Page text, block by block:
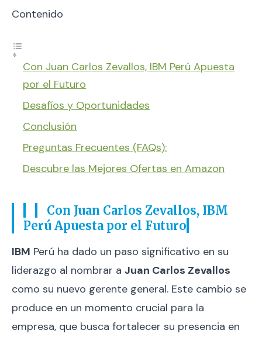
Contenido
Con Juan Carlos Zevallos, IBM Perú Apuesta
por el Futuro
Desafíos y Oportunidades
Conclusión
Preguntas Frecuentes (FAQs):
Descubre las Mejores Ofertas en Amazon
Con Juan Carlos Zevallos, IBM
Perú Apuesta por el Futuro
IBM Perú ha dado un paso significativo en su
liderazgo al nombrar a Juan Carlos Zevallos
como su nuevo gerente general. Este cambio se
produce en un momento crucial para la
empresa, que busca fortalecer su presencia en